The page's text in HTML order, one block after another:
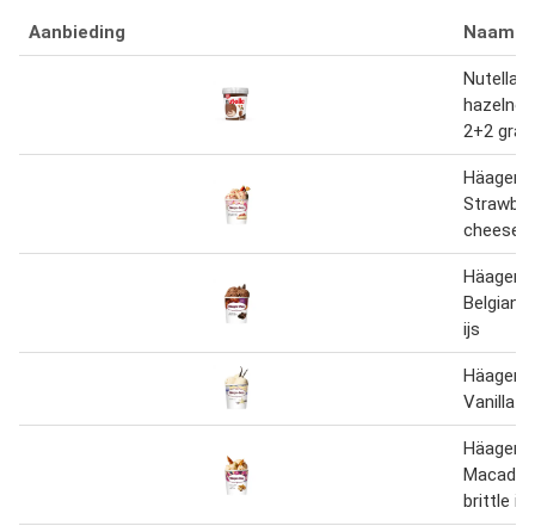
Aanbieding Naam
Nutella
2+2
Häagen-
Häagen-
Belgian
ijs
Häagen-
Vanilla ijs
Häagen-
brittle ijs